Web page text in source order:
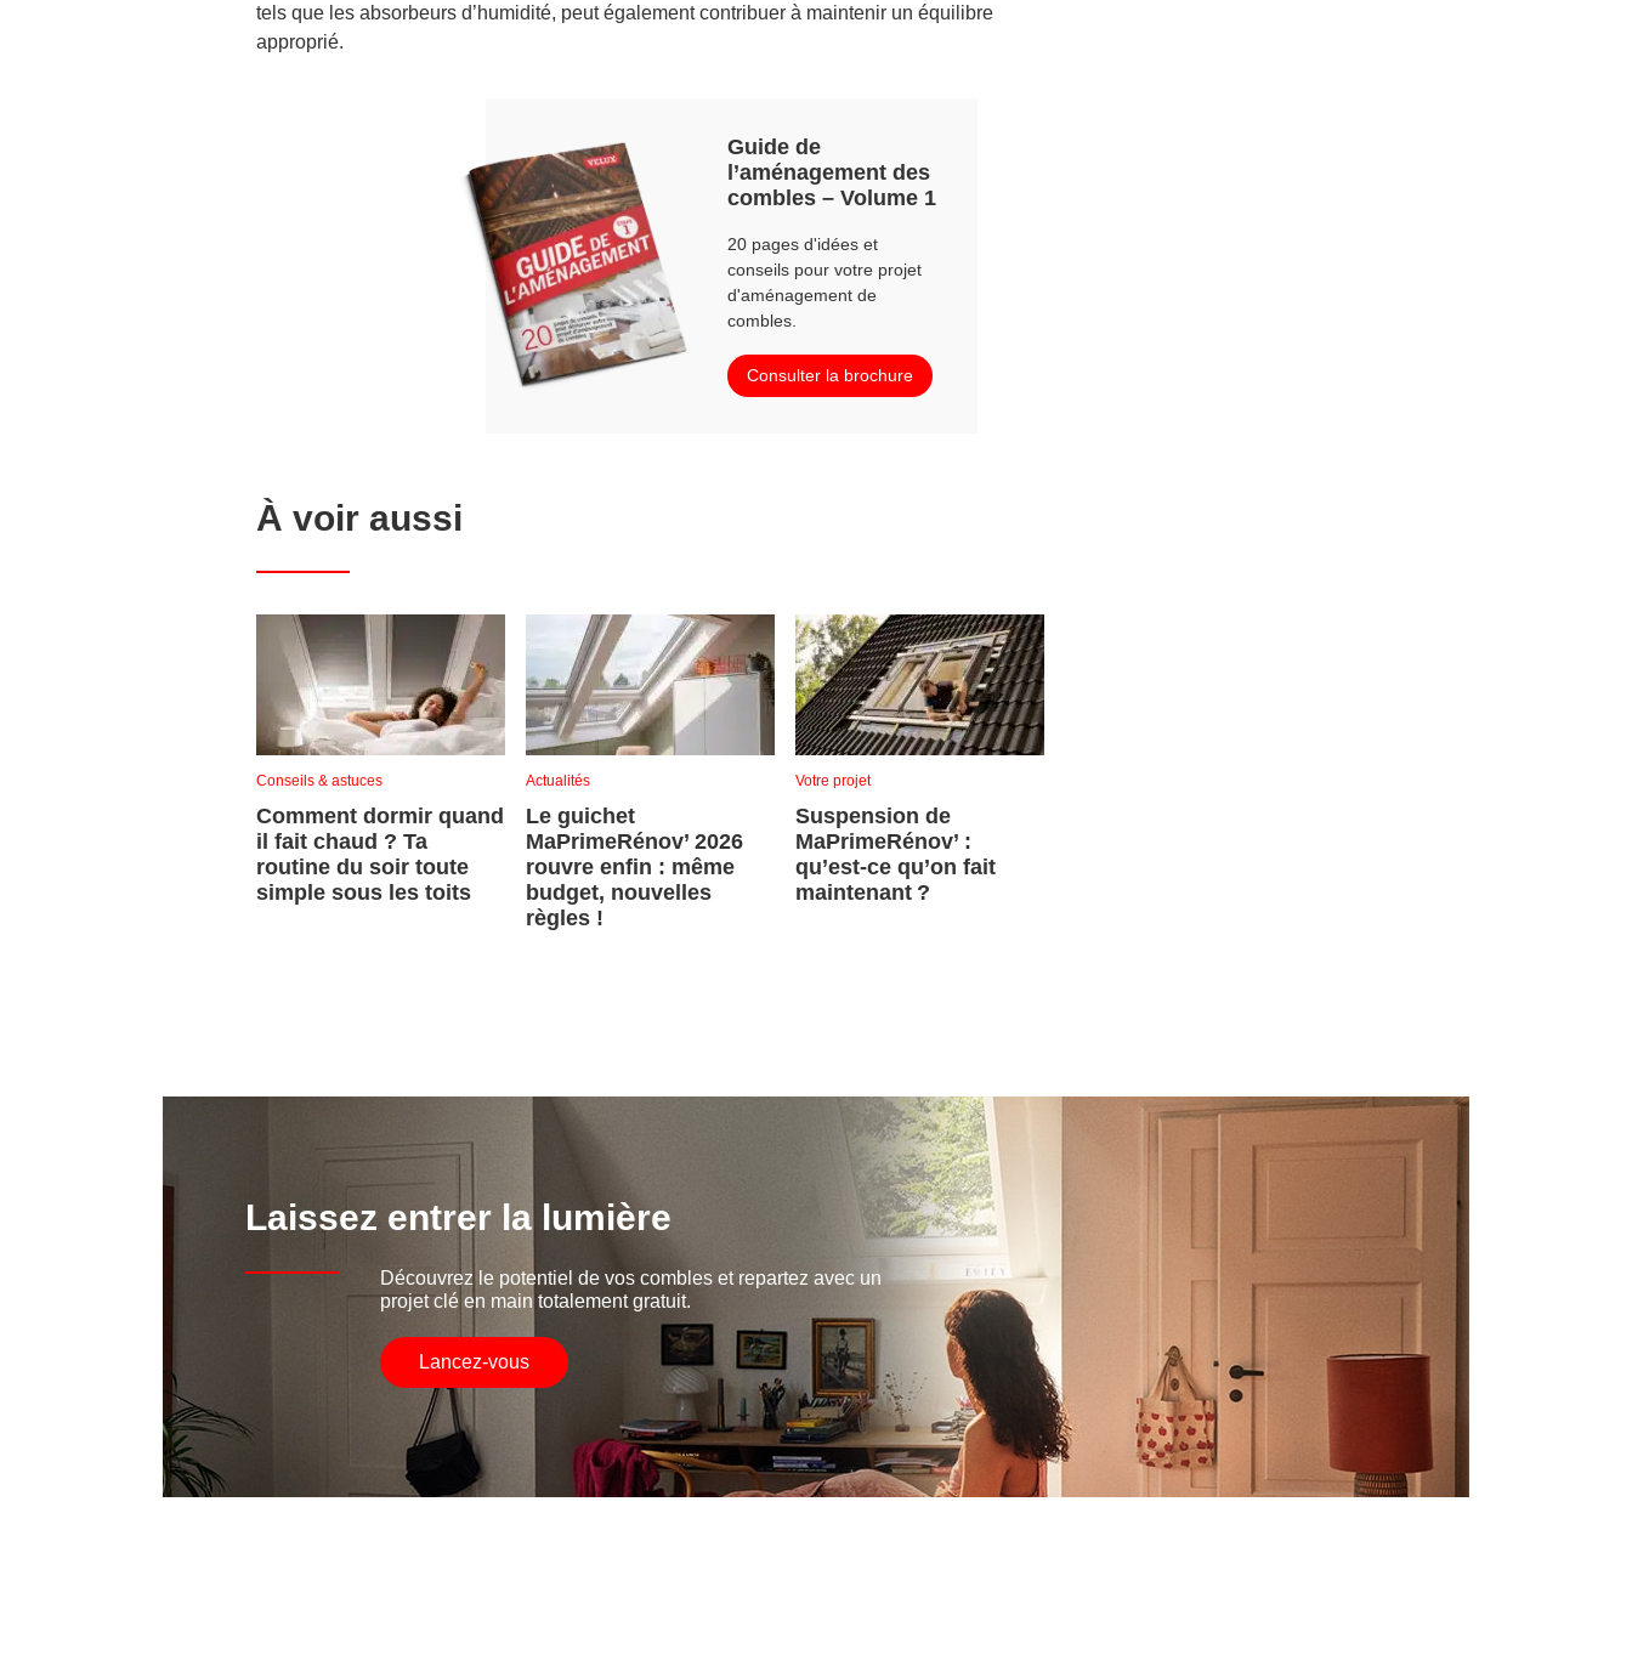
tels que les absorbeurs d’humidité, peut également contribuer à maintenir un équilibre
approprié.
Guide de
l’aménagement des
combles – Volume 1
20 pages d'idées et
conseils pour votre projet
d'aménagement de
combles.
Consulter la brochure
À voir aussi
Conseils & astuces
Comment dormir quand
il fait chaud ? Ta
routine du soir toute
simple sous les toits
Actualités
Le guichet
MaPrimeRénov’ 2026
rouvre enfin : même
budget, nouvelles
règles !
Votre projet
Suspension de
MaPrimeRénov’ :
qu’est-ce qu’on fait
maintenant ?
Laissez entrer la lumière
Découvrez le potentiel de vos combles et repartez avec un
projet clé en main totalement gratuit.
Lancez-vous